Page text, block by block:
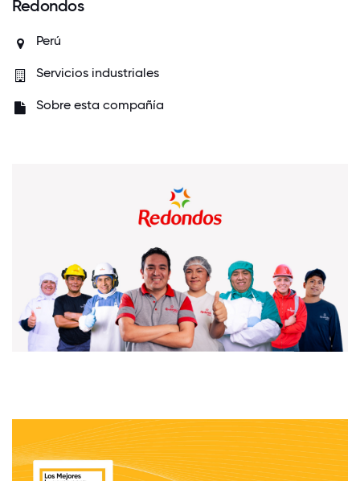
Redondos
Perú
Servicios industriales
Sobre esta compañía